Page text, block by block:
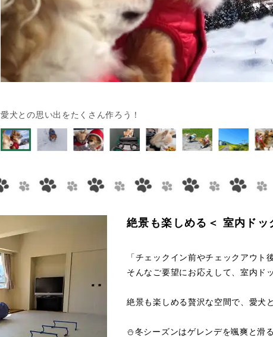
愛犬との思い出をたくさん作ろう！
絶景も楽しめる＜ 室内ドッ
「チェックイン前やチェックアウト
そんなご要望にお応えして、室内ド
絶景も楽しめる贅沢な空間で、愛犬
⛄冬シーズンはゲレンデを颯爽と滑